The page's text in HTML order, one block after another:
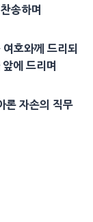
송하며
여호와께 드리되
에 드리며
론자손의 직무